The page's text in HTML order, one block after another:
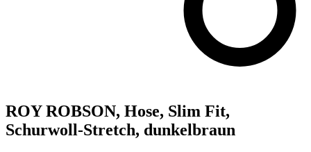
ROY ROBSON, Hose, Slim Fit,
Schurwoll-Stretch, dunkelbraun